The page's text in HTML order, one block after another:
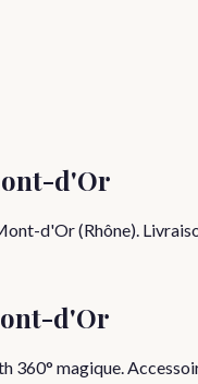
d'Or
d'Or (Rhône).
d'Or
magique.